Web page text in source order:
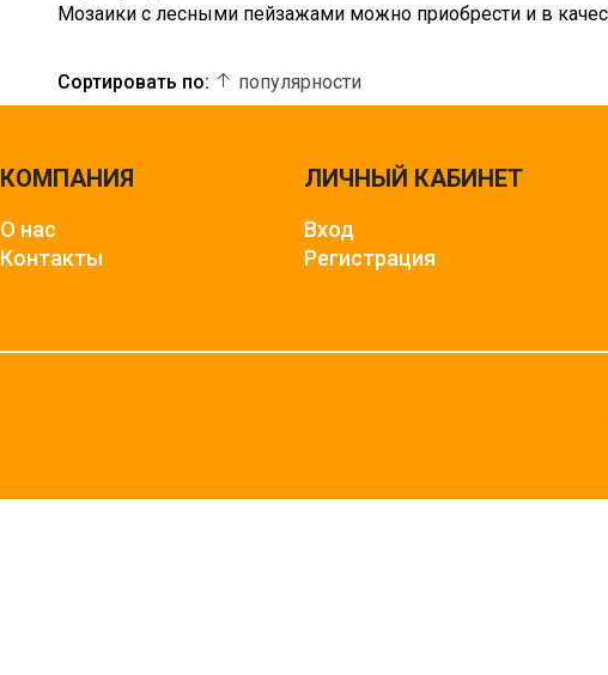
Мозаики с лесными пейзажами можно приобрести и в
Сортировать по: популярности
КОМПАНИЯ
О нас
Контакты
ЛИЧНЫЙ КАБИНЕТ
Вход
Регистрация